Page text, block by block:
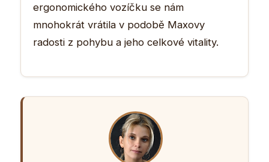
ergonomického vozíčku se nám
mnohokrát vrátila v podobě Maxovy
radosti z pohybu a jeho celkové vitality.